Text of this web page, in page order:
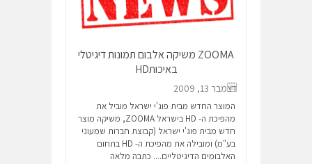
ZOOMA משיקה אלבום תמונות דיגיטלי
באיכותHD
דצמבר 13, 2009
המוצר החדש מבית פוג'י ישראל מוביל את
מהפיכת ה- HD בישראל ZOOMA, משיקה מוצר
חדש מבית פוג'י ישראל (קבוצת חברות שמעוני
בע"מ) ומובילה את מהפיכת ה- HD בתחום
האלבומים הדיגיטליים.... כתבה מלאה